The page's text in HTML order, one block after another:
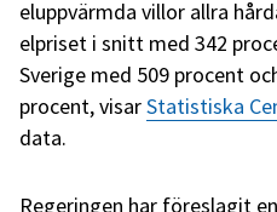
eluppvärmda villor allra
elpriset i snitt med 342
Sverige med 509 procent
procent, visarStatistiska
data.
Regeringen har föreslagit